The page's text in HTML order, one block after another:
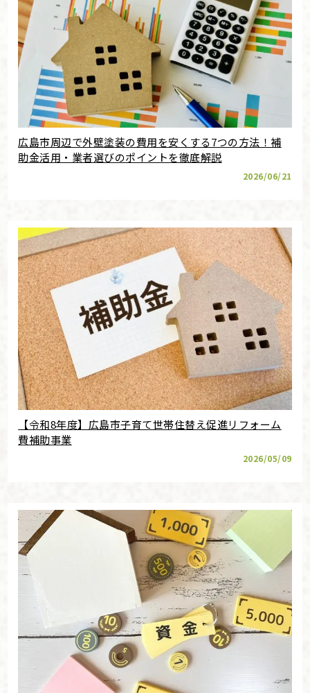
広島市周辺で外壁塗装の費用を安くする7つの方法！補
助金活用・業者選びのポイントを徹底解説
2026/06/21
【令和8年度】広島市子育て世帯住替え促進リフォーム
費補助事業
2026/05/09